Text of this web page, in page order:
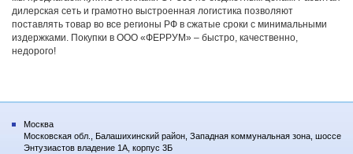
дилерская сеть и грамотно выстроенная логистика позволяют
поставлять товар во все регионы РФ в сжатые сроки с минимальными
издержками. Покупки в ООО «ФЕРРУМ» – быстро, качественно,
недорого!
Москва
Московская обл., Балашихинский район, Западная коммунальная зона, шоссе
Энтузиастов владение 1А, корпус 3Б